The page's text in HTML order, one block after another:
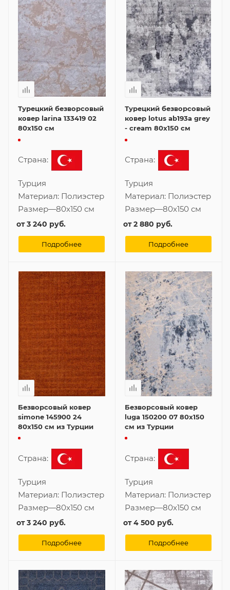
Турецкий безворсовый
ковер larina 133419 02
80x150 см
Страна:
Турция
Материал: Полиэстер
Размер—80x150 см
от3 240 руб.
Подробнее
Турецкий безворсовый
ковер lotus ab193a grey
- cream 80x150 см
Страна:
Турция
Материал: Полиэстер
Размер—80x150 см
от2 880 руб.
Подробнее
Безворсовый ковер
simone 145900 24
80x150 см из Турции
Страна:
Турция
Материал: Полиэстер
Размер—80x150 см
от3 240 руб.
Подробнее
Безворсовый ковер
luga 150200 07 80x150
см из Турции
Страна:
Турция
Материал: Полиэстер
Размер—80x150 см
от4 500 руб.
Подробнее